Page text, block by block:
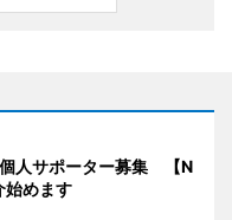
人サポーター募集 【N
始めます